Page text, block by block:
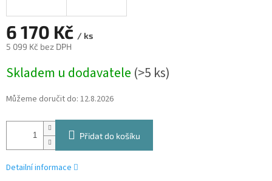
6 170 Kč / ks
5 099 Kč bez DPH
cena:
Skladem u dodavatele (>5 ks)
Můžeme doručit do: 12.8.2026
Přidat do košíku
Detailní informace